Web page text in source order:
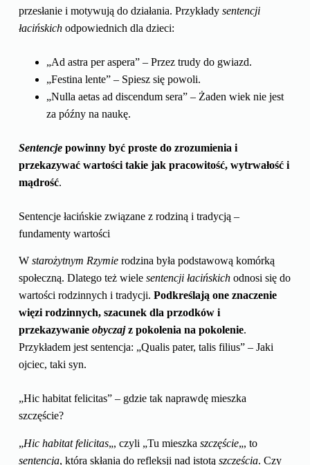
przesłanie i motywują do działania. Przykłady sentencji
łacińskichodpowiednich dla dzieci:
„Ad astra per aspera” – Przez trudy do gwiazd.
„Festina lente” – Spiesz się powoli.
„Nulla aetas ad discendum sera” – Żaden wiek nie jest
za późny na naukę.
Sentencjepowinny być proste do zrozumienia i
przekazywać wartości takie jak pracowitość, wytrwałość i
mądrość.
Sentencje łacińskie związane z rodziną i tradycją –
fundamenty wartości
W starożytnym Rzymierodzina była podstawową komórką
społeczną. Dlatego też wiele sentencji łacińskichodnosi się do
wartości rodzinnych i tradycji. Podkreślają one znaczenie
więzi rodzinnych, szacunek dla przodków i
przekazywanie obyczajz pokolenia na pokolenie.
Przykładem jest sentencja: „Qualis pater, talis filius” – Jaki
ojciec, taki syn.
„Hic habitat felicitas” – gdzie tak naprawdę mieszka
szczęście?
„Hic habitat felicitas„, czyli „Tu mieszka szczęście„, to
sentencja, która skłania do refleksji nad istotą szczęścia. Czy